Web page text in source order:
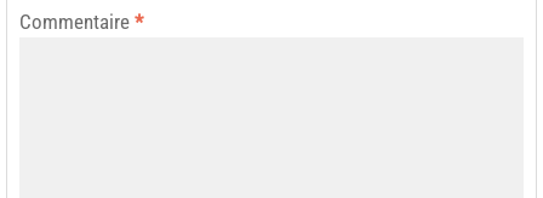
Commentaire *